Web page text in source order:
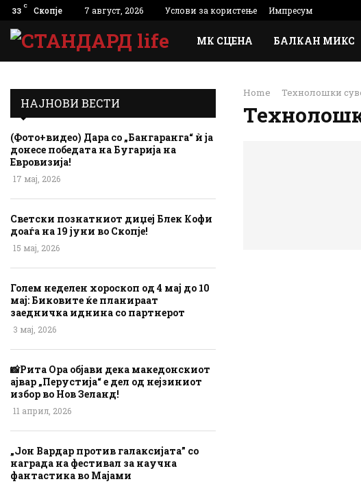
33 C Скопје 7 август, 2026 Услови за користење Импресум
МК СЦЕНА БАЛКАН МИКС
Home Технолошки
НАЈНОВИ ВЕСТИ
(Фото+видео) Дара со „Бангаранга“ ѝ ја
донесе победата на Бугарија на
Евровизија!
17 мај, 2026
Светски познатниот диџеј Блек Кофи
доаѓа на 19 јуни во Скопје!
15 мај, 2026
Голем неделен хороскоп од 4 мај до 10
мај: Биковите ќе планираат
заедничка иднина со партнерот
3 мај, 2026
📸Рита Ора објави дека македонскиот
ајвар „Перустија“ е дел од нејзиниот
избор во Нов Зеланд!
11 април, 2026
„Јон Вардар против галаксијата” со
награда на фестивал за научна
фантастика во Мајами